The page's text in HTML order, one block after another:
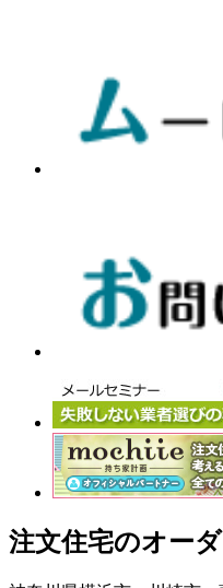
注文住宅のオー